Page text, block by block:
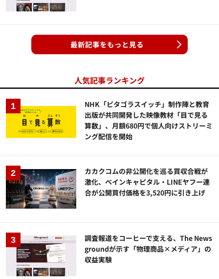
最新記事をもっと見る
人気記事ランキング
NHK「ピタゴラスイッチ」制作陣と教育
出版が共同開発した映像教材「目で見る
算数」、月額680円で個人向けストリーミ
ング配信を開始
カカクコムの非公開化を巡る買収合戦が
激化、ベインキャピタル・LINEヤフー連
合が公開買付価格を3,520円に引き上げ
調査報道をコーヒーで支える、The News
groundが示す「物理商品×メディア」の
収益実験